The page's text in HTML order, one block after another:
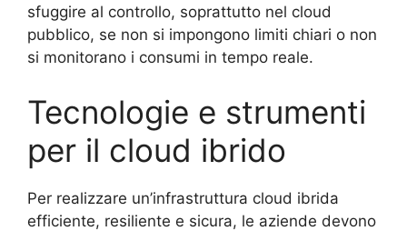
sfuggire al controllo, soprattutto nel cloud
pubblico, se non si impongono limiti chiari o non
si monitorano i consumi in tempo reale.
Tecnologie e strumenti
per il cloud ibrido
Per realizzare un’infrastruttura cloud ibrida
efficiente, resiliente e sicura, le aziende devono